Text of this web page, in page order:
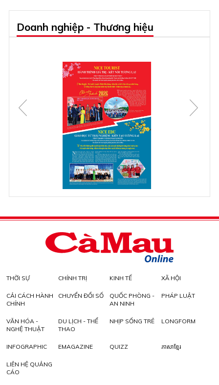
Doanh nghiệp - Thương hiệu
THỜI SỰ CHÍNH TRỊ KINH TẾ XÃ HỘI
CẢI CÁCH HÀNH
CHÍNH
CHUYỂN ĐỔI SỐ
QUỐC PHÒNG -
AN NINH
PHÁP LUẬT
VĂN HÓA -
NGHỆ THUẬT
DU LỊCH - THỂ
THAO
NHỊP SỐNG TRẺ LONGFORM
INFOGRAPHIC EMAGAZINE QUIZZ ភាសាខ្មែរ
LIÊN HỆ QUẢNG
CÁO